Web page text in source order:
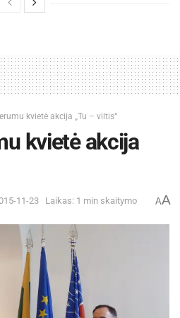
kvietė akcija „Tu – viltis“
kvietė akcija
11-23 Laikas: 1 min skaitymo AA